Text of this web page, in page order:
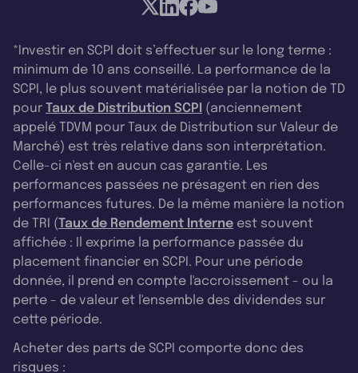
*Investir en SCPI doit s’effectuer sur le long terme :
minimum de 10 ans conseillé. La performance de la
SCPI, le plus souvent matérialisée par la notion de TD
pour Taux de Distribution SCPI (anciennement
appelé TDVM pour Taux de Distribution sur Valeur de
Marché) est très relative dans son interprétation.
Celle-ci n'est en aucun cas garantie. Les
performances passées ne présagent en rien des
performances futures. De la même manière la notion
de TRI (Taux de Rendement Interne est souvent
affichée : Il exprime la performance passée du
placement financier en SCPI. Pour une période
donnée, il prend en compte l'accroissement - ou la
perte - de valeur et l'ensemble des dividendes sur
cette période.
Acheter des parts de SCPI comporte donc des
risques :